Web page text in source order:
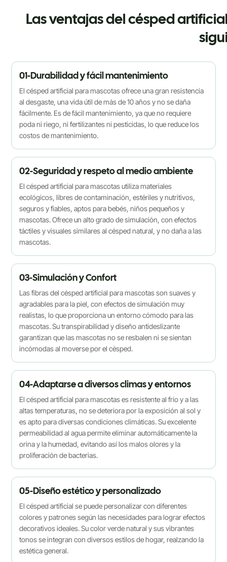
Las ventajas del césped
01-Durabilidad y fácil mantenimiento
El césped artificial para mascotas ofrece una gran resistencia
al desgaste, una vida útil de más de 10 años y no se daña
fácilmente. Es de fácil mantenimiento, ya que no requiere
poda ni riego, ni fertilizantes ni pesticidas, lo que reduce los
costos de mantenimiento.
02-Seguridad y respeto al medio ambiente
El césped artificial para mascotas utiliza materiales
ecológicos, libres de contaminación, estériles y nutritivos,
seguros y fiables, aptos para bebés, niños pequeños y
mascotas. Ofrece un alto grado de simulación, con efectos
táctiles y visuales similares al césped natural, y no daña a las
mascotas.
03-Simulación y Confort
Las fibras del césped artificial para mascotas son suaves y
agradables para la piel, con efectos de simulación muy
realistas, lo que proporciona un entorno cómodo para las
mascotas. Su transpirabilidad y diseño antideslizante
garantizan que las mascotas no se resbalen ni se sientan
incómodas al moverse por el césped.
04-Adaptarse a diversos climas y entornos
El césped artificial para mascotas es resistente al frío y a las
altas temperaturas, no se deteriora por la exposición al sol y
es apto para diversas condiciones climáticas. Su excelente
permeabilidad al agua permite eliminar automáticamente la
orina y la humedad, evitando así los malos olores y la
proliferación de bacterias.
05-Diseño estético y personalizado
El césped artificial se puede personalizar con diferentes
colores y patrones según las necesidades para lograr efectos
decorativos ideales. Su color verde natural y sus vibrantes
tonos se integran con diversos estilos de hogar, realzando la
estética general.